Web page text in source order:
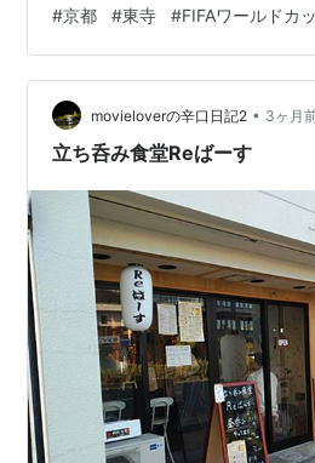
反して土砂降りではない。予定ど
横浜に着くと、新幹線ははたして
という。6時新横浜発の「ひかり
で京都に向かう。名古屋から西は
った。京都には3分遅れで到着。
#京都 #東寺 #FIFAワールドカ
movieloverの辛口日記2 • 3ヶ月
立ち呑み食堂Reばーす